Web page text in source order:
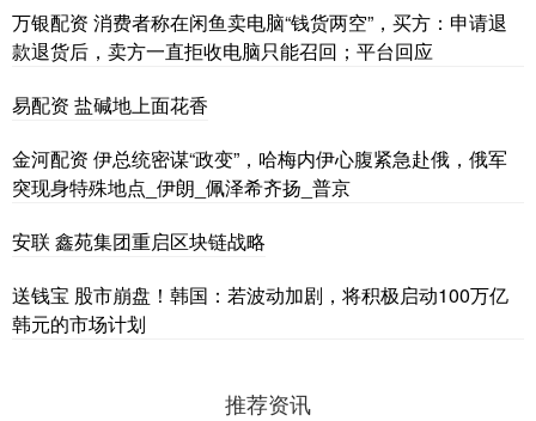
万银配资 消费者称在闲鱼卖电脑“钱货两空”，买方：申请退
款退货后，卖方一直拒收电脑只能召回；平台回应
易配资 盐碱地上面花香
金河配资 伊总统密谋“政变”，哈梅内伊心腹紧急赴俄，俄军
突现身特殊地点_伊朗_佩泽希齐扬_普京
安联 鑫苑集团重启区块链战略
送钱宝 股市崩盘！韩国：若波动加剧，将积极启动100万亿
韩元的市场计划
推荐资讯